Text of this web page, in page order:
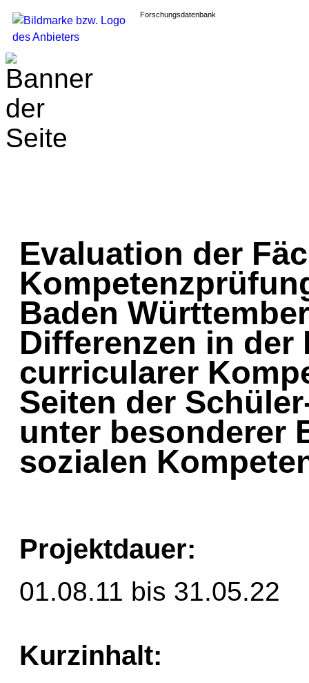
Forschungsdatenbank
Evaluation der
Baden
Differenzen in der
curricularer
Seiten der
unter besonderer
sozialen
Projektdauer:
01.08.11 bis 31.05.22
Kurzinhalt: